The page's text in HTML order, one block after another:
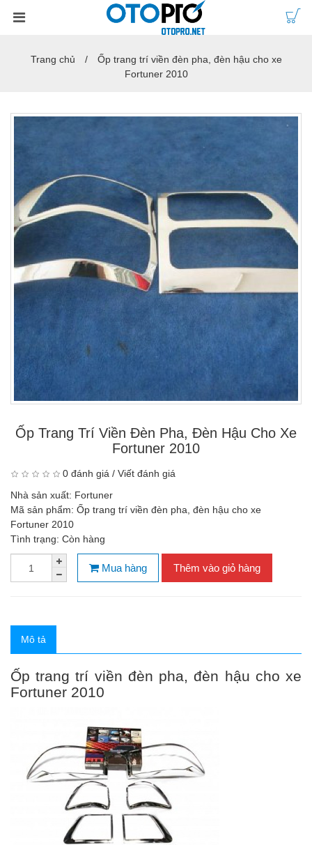
Trang chủ
Ốp trang trí viền đèn pha, đèn hậu cho xe
Fortuner 2010
Ốp Trang Trí Viền Đèn Pha, Đèn Hậu Cho Xe
Fortuner 2010
0 đánh giá / Viết đánh giá
Nhà sản xuất: Fortuner
Mã sản phẩm: Ốp trang trí viền đèn pha, đèn hậu cho xe
Fortuner 2010
Tình trạng: Còn hàng
Mua hàng Thêm vào giỏ hàng
Mô tả
Ốp trang trí viền đèn pha, đèn hậu cho xe
Fortuner 2010